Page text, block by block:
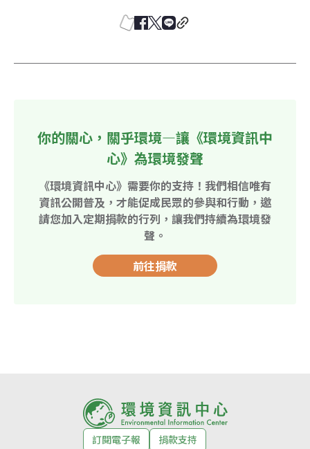
你的關心，關乎環境—讓《環境資訊中
心》為環境發聲
《環境資訊中心》需要你的支持！我們相信唯有
資訊公開普及，才能促成民眾的參與和行動，邀
請您加入定期捐款的行列，讓我們持續為環境發
聲。
前往捐款
訂閱電子報 捐款支持